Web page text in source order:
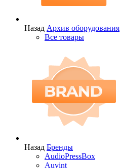
Назад Архив оборудования
Все товары
Назад Бренды
AudioPressBox
Auvint